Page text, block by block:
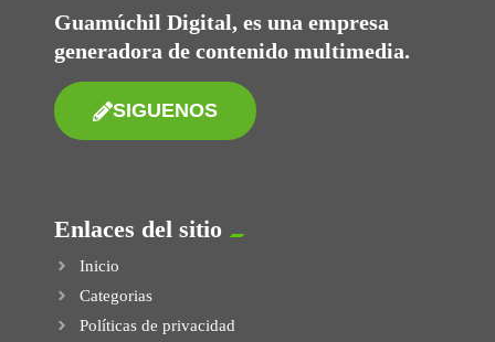
Guamúchil Digital, es una empresa
generadora de contenido multimedia.
SIGUENOS
Enlaces del sitio
Inicio
Categorias
Políticas de privacidad